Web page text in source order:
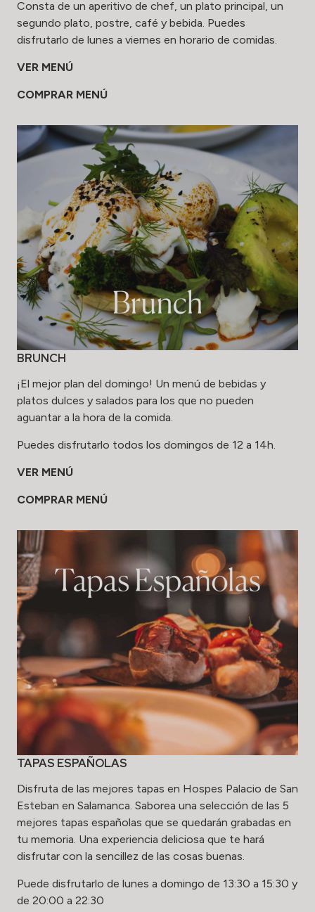
Consta de un aperitivo de chef, un plato principal, un
segundo plato, postre, café y bebida. Puedes
disfrutarlo de lunes a viernes en horario de comidas.
VER MENÚ
COMPRAR MENÚ
BRUNCH
¡El mejor plan del domingo! Un menú de bebidas y
platos dulces y salados para los que no pueden
aguantar a la hora de la comida.
Puedes disfrutarlo todos los domingos de 12 a 14h.
VER MENÚ
COMPRAR MENÚ
TAPAS ESPAÑOLAS
Disfruta de las mejores tapas en Hospes Palacio de San
Esteban en Salamanca. Saborea una selección de las 5
mejores tapas españolas que se quedarán grabadas en
tu memoria. Una experiencia deliciosa que te hará
disfrutar con la sencillez de las cosas buenas.
Puede disfrutarlo de lunes a domingo de 13:30 a 15:30 y
de 20:00 a 22:30